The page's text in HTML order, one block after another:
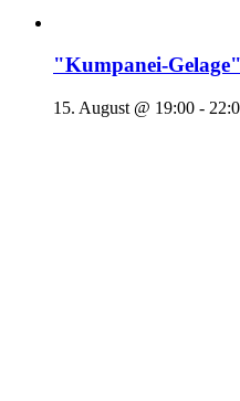
"Kumpanei-
15. August @ 19:00 -